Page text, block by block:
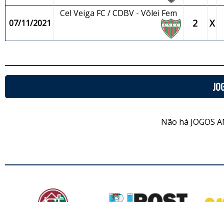
07/11/2021
Cel Veiga FC / CDBV - Vôlei Fem
2 X
Não há JOGOS